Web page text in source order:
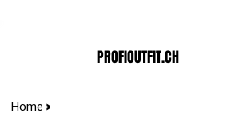
PROFIOUTFIT.CH
Home >